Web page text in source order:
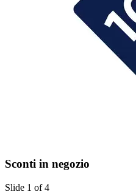
Sconti in negozio
Slide 1 of 4